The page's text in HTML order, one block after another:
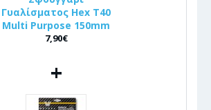
Γυαλίσματος Hex T40
Multi Purpose 150mm
7,90€
+